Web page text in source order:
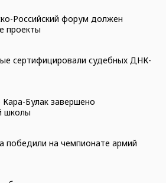
Российский форум должен
проекты
сертифицировали судебных ДНК-
Булак завершено
школы
победили на чемпионате армий